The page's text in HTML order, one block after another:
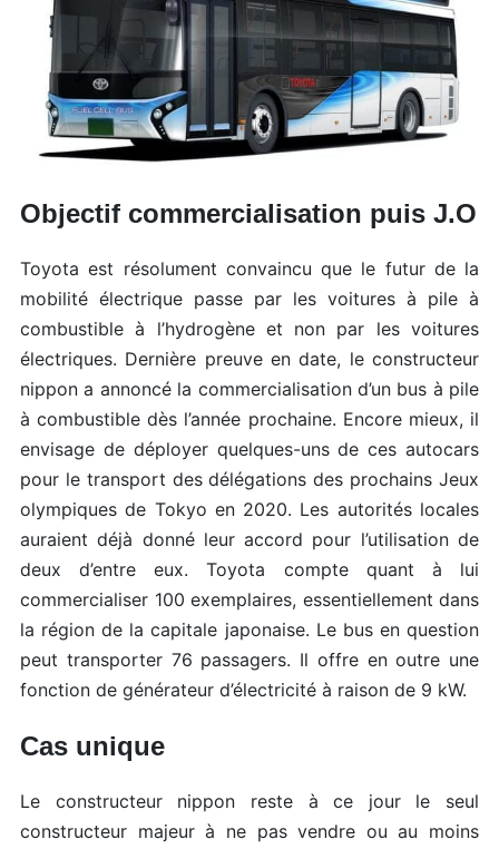
Objectif commercialisation puis J.O
Toyota est résolument convaincu que le futur de la
mobilité électrique passe par les voitures à pile à
combustible à l’hydrogène et non par les voitures
électriques. Dernière preuve en date, le constructeur
nippon a annoncé la commercialisation d’un bus à pile
à combustible dès l’année prochaine. Encore mieux, il
envisage de déployer quelques-uns de ces autocars
pour le transport des délégations des prochains Jeux
olympiques de Tokyo en 2020. Les autorités locales
auraient déjà donné leur accord pour l’utilisation de
deux d’entre eux. Toyota compte quant à lui
commercialiser 100 exemplaires, essentiellement dans
la région de la capitale japonaise. Le bus en question
peut transporter 76 passagers. Il offre en outre une
fonction de générateur d’électricité à raison de 9 kW.
Cas unique
Le constructeur nippon reste à ce jour le seul
constructeur majeur à ne pas vendre ou au moins